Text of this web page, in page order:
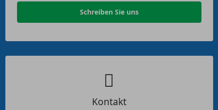
Schreiben Sie uns
Kontakt